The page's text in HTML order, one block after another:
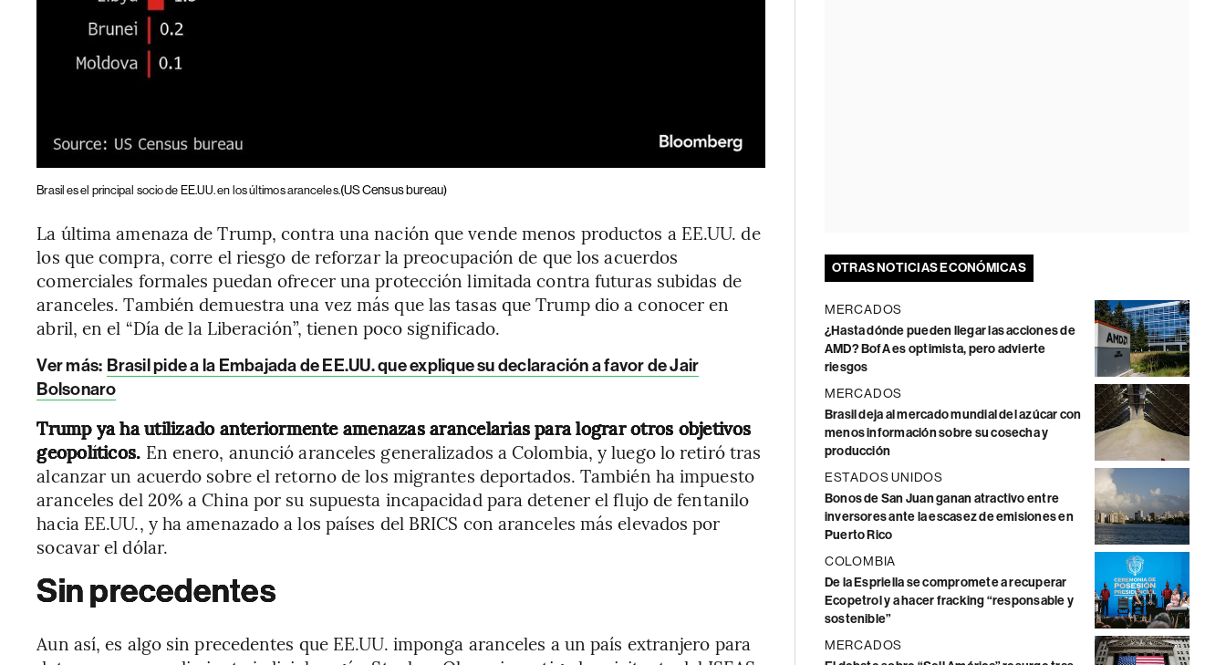
Brasil es el principal socio de EE.UU. en los últimos aranceles.(US Census bureau)
La última amenaza de Trump, contra una nación que vende menos productos a EE.UU. de
los que compra, corre el riesgo de reforzar la preocupación de que los acuerdos
comerciales formales puedan ofrecer una protección limitada contra futuras subidas de
aranceles. También demuestra una vez más que las tasas que Trump dio a conocer en
abril, en el “Día de la Liberación”, tienen poco significado.
Ver más: Brasil pide a la Embajada de EE.UU. que explique su declaración a favor de Jair
Bolsonaro
Trump ya ha utilizado anteriormente amenazas arancelarias para lograr otros objetivos
geopolíticos. En enero, anunció aranceles generalizados a Colombia, y luego lo retiró tras
alcanzar un acuerdo sobre el retorno de los migrantes deportados. También ha impuesto
aranceles del 20% a China por su supuesta incapacidad para detener el flujo de fentanilo
hacia EE.UU., y ha amenazado a los países del BRICS con aranceles más elevados por
socavar el dólar.
Sin precedentes
Aun así, es algo sin precedentes que EE.UU. imponga aranceles a un país extranjero para
OTRAS NOTICIAS ECONÓMICAS
MERCADOS
¿Hasta dónde pueden llegar las acciones de
AMD? BofA es optimista, pero advierte
riesgos
MERCADOS
Brasil deja al mercado mundial del azúcar con
menos información sobre su cosecha y
producción
ESTADOS UNIDOS
Bonos de San Juan ganan atractivo entre
inversores ante la escasez de emisiones en
Puerto Rico
COLOMBIA
De la Espriella se compromete a recuperar
Ecopetrol y a hacer fracking “responsable y
sostenible”
MERCADOS